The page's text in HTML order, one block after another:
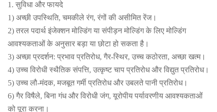
1. सुविधा और फायदे
1) अच्छी उपस्थिति, चमकीले रंग, रंगों की असीमित रेंज।
2) तरल पदार्थ इंजेक्शन मोल्डिंग या संपीड़न मोल्डिंग के लिए मोल्डिंग
आवश्यकताओं के अनुसार बड़ा या छोटा हो सकता है।
3) अच्छा प्रदर्शन: प्रभाव प्रतिरोध, गैर-स्थिर, उच्च कठोरता, अच्छा खत्म।
4) उच्च विरोधी स्थैतिक संपत्ति, उत्कृष्ट चाप प्रतिरोध और विद्युत प्रतिरोध।
5) उच्च लौ-मंदक, मजबूत गर्मी प्रतिरोध और उबलते पानी प्रतिरोध।
6) गैर विषैले, बिना गंध और विरोधी जंग, यूरोपीय पर्यावरणीय आवश्यकताओं
को पूरा करना।